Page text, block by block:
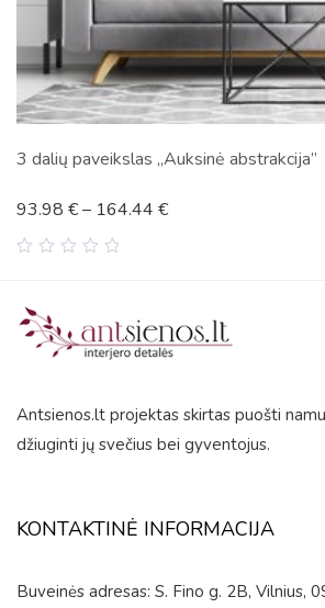
3 dalių paveikslas „Auksinė abstrakcija”
5
93.98 €– 164.44 €
Antsienos.lt projektas skirtas puošti
džiuginti jų svečius bei gyventojus.
KONTAKTINĖ INFORMACIJA
Buveinės adresas: S. Fino g. 2B, Vilnius,